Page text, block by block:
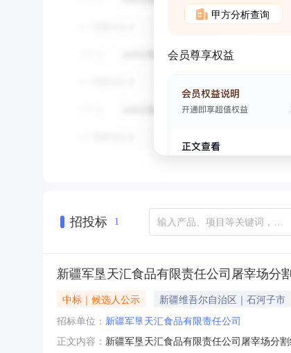
甲方分析查询
会员尊享权益
招投标 1
新疆军垦天汇食品有限责任公司屠宰场分
中标｜候选人公示 新疆维吾尔自治区｜石河子市
招标单位： 新疆军垦天汇食品有限责任公司
正文内容： 新疆军垦天汇食品有限责任公司屠宰场分